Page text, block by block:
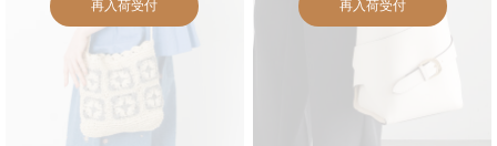
再入荷受付 再入荷受付